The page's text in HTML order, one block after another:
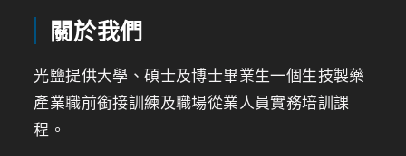
關於我們
光鹽提供大學、碩士及博士畢業生一個生技製藥
產業職前銜接訓練及職場從業人員實務培訓課
程。